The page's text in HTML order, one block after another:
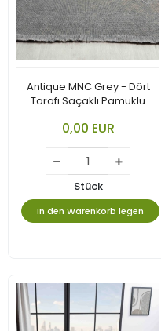
Antique MNC Grey - Dört
Tarafı Saçaklı Pamuklu
0,00 EUR
Stück
In den Warenkorb legen